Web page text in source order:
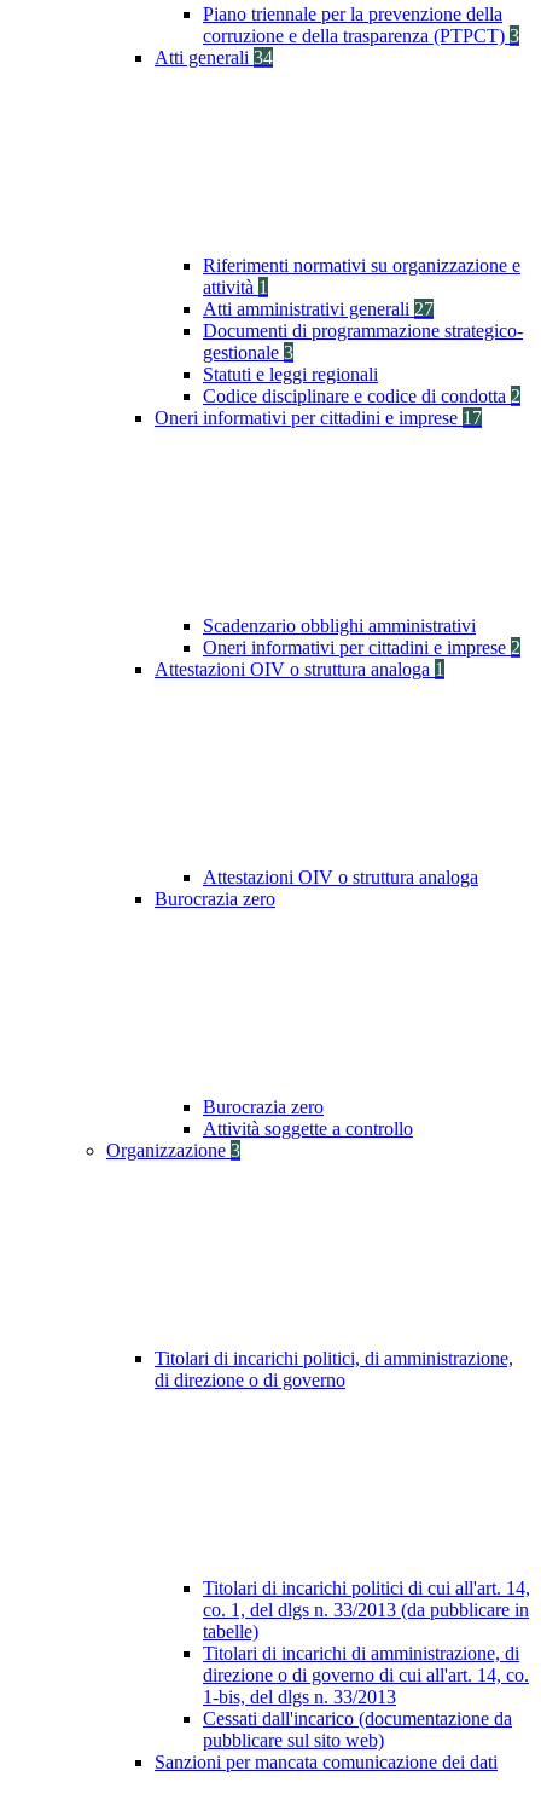
Piano triennale per la prevenzione della
corruzione e della trasparenza (PTPCT) 3
Atti generali 34
Riferimenti normativi su organizzazione e
attività 1
Atti amministrativi generali 27
Documenti di programmazione strategico-
gestionale 3
Statuti e leggi regionali
Codice disciplinare e codice di condotta 2
Oneri informativi per cittadini e imprese 17
Scadenzario obblighi amministrativi
Oneri informativi per cittadini e imprese 2
Attestazioni OIV o struttura analoga 1
Attestazioni OIV o struttura analoga
Burocrazia zero
Burocrazia zero
Attività soggette a controllo
Organizzazione 3
Titolari di incarichi politici, di amministrazione,
di direzione o di governo
Titolari di incarichi politici di cui all'art. 14,
co. 1, del dlgs n. 33/2013 (da pubblicare in
tabelle)
Titolari di incarichi di amministrazione, di
direzione o di governo di cui all'art. 14, co.
1-bis, del dlgs n. 33/2013
Cessati dall'incarico (documentazione da
pubblicare sul sito web)
Sanzioni per mancata comunicazione dei dati